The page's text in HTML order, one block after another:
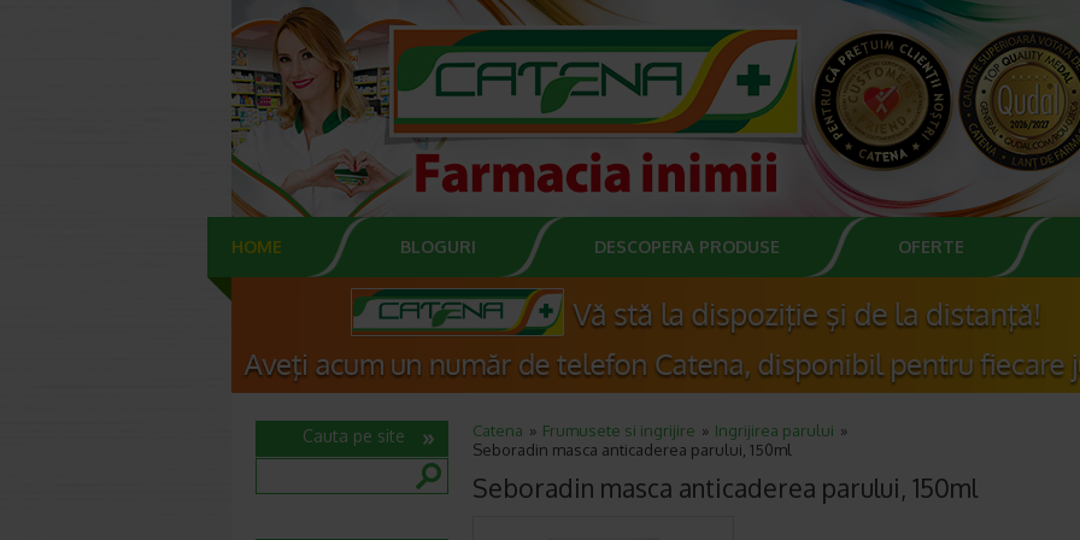
HOME BLOGURI DESCOPERA PRODUSE OFERTE
Catena Frumusete si ingrijire
Ingrijirea parului
Seboradin masca anticaderea parului, 150ml
Seboradin masca anticaderea parului, 150ml
Cauta pe site